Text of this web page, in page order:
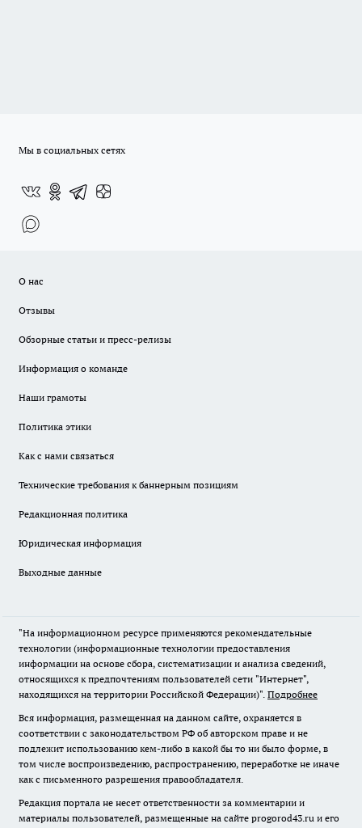
Мы в социальных сетях
О нас
Отзывы
Обзорные статьи и пресс-релизы
Информация о команде
Наши грамоты
Политика этики
Как с нами связаться
Технические требования к баннерным позициям
Редакционная политика
Юридическая информация
Выходные данные
"На информационном ресурсе применяются рекомендательные
технологии (информационные технологии предоставления
информации на основе сбора, систематизации и анализа сведений,
относящихся к предпочтениям пользователей сети "Интернет",
находящихся на территории Российской Федерации)". Подробнее
Вся информация, размещенная на данном сайте, охраняется в
соответствии с законодательством РФ об авторском праве и не
подлежит использованию кем-либо в какой бы то ни было форме, в
том числе воспроизведению, распространению, переработке не иначе
как с письменного разрешения правообладателя.
Редакция портала не несет ответственности за комментарии и
материалы пользователей, размещенные на сайте progorod43.ru и его